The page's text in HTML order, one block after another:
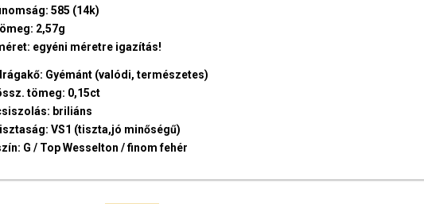
585 (14k)
2,57g
egyéni méretre igazítás!
Gyémánt (valódi, természetes)
tömeg: 0,15ct
briliáns
VS1 (tiszta,jó minőségű)
G / Top Wesselton / finom fehér